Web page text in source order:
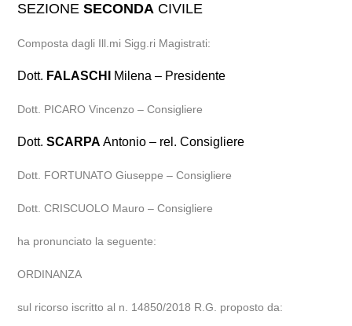
SEZIONESECONDA CIVILE
Composta dagli Ill.mi Sigg.ri Magistrati:
Dott. FALASCHI Milena – Presidente
Dott. PICARO Vincenzo – Consigliere
Dott.SCARPA Antonio – rel. Consigliere
Dott. FORTUNATO Giuseppe – Consigliere
Dott. CRISCUOLO Mauro – Consigliere
ha pronunciato la seguente:
ORDINANZA
sul ricorso iscritto al n. 14850/2018 R.G. proposto da: